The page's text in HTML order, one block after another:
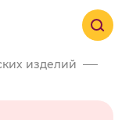
изделий